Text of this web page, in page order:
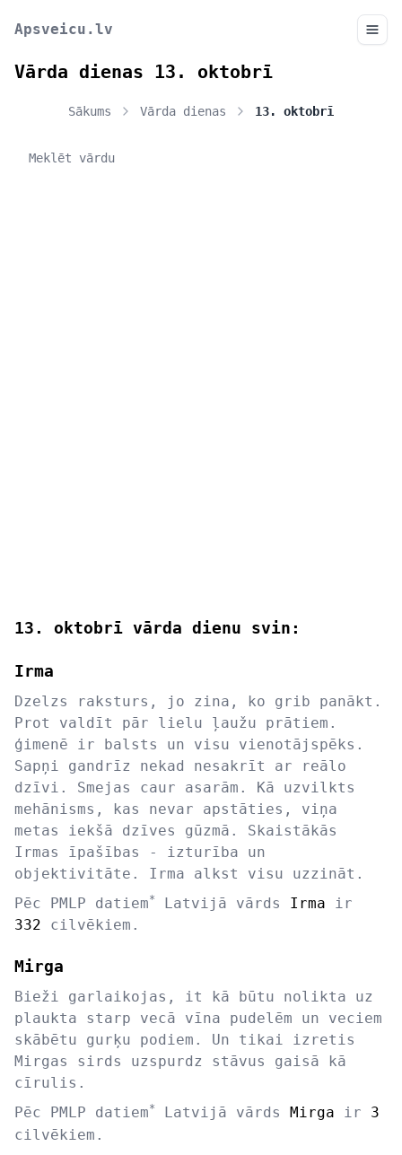
Apsveicu.lv
Vārda dienas 13. oktobrī
Sākums Vārda dienas 13. oktobrī
13. oktobrī vārda dienu svin:
Irma
Dzelzs raksturs, jo zina, ko grib panākt.
Prot valdīt pār lielu ļaužu prātiem.
ģimenē ir balsts un visu vienotājspēks.
Sapņi gandrīz nekad nesakrīt ar reālo
dzīvi. Smejas caur asarām. Kā uzvilkts
mehānisms, kas nevar apstāties, viņa
metas iekšā dzīves gūzmā. Skaistākās
Irmas īpašības - izturība un
objektivitāte. Irma alkst visu uzzināt.
Pēc PMLP datiem* Latvijā vārds Irma ir
332 cilvēkiem.
Mirga
Bieži garlaikojas, it kā būtu nolikta uz
plaukta starp vecā vīna pudelēm un veciem
skābētu gurķu podiem. Un tikai izretis
Mirgas sirds uzspurdz stāvus gaisā kā
cīrulis.
Pēc PMLP datiem* Latvijā vārds Mirga ir 3
cilvēkiem.